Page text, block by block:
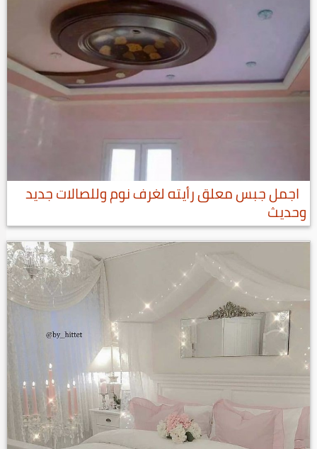
اجمل جبس معلق رأيته لغرف نوم وللصالات جديد
وحديث